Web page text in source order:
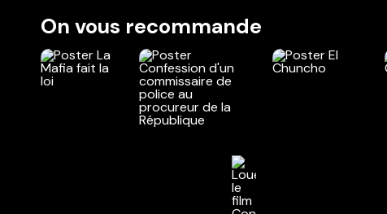
On vous recommande